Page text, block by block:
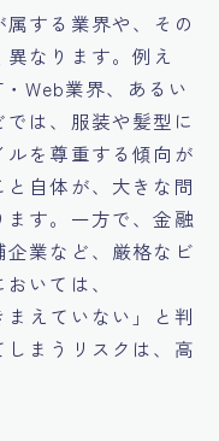
する業界や、その
なります。例え
Web業界、あるい
は、服装や髪型に
を尊重する傾向が
自体が、大きな問
す。一方で、金融
業など、厳格なビ
いては、
まえていない」と判
まうリスクは、高